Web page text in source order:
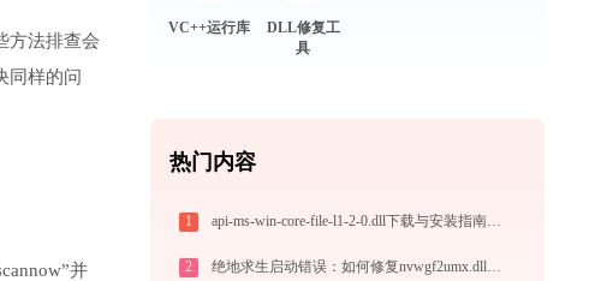
方法排查会
同样的问
并
VC++运行库
DLL修复工
具
热门内容
1 api-ms-win-core-file-l1-2-0.dll下载与安装指南：解决DLL缺失问题的完整方案
2 绝地求生启动错误：如何修复nvwgf2umx.dll问题